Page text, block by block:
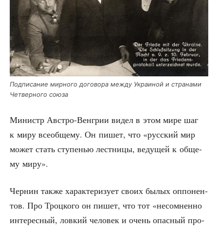
Под­пи­са­ние мир­но­го дого­во­ра меж­ду Укра­и­ной и стра­на­ми
Чет­вер­но­го союза
Министр Авст­ро-Вен­грии видел в этом мире шаг
к миру все­об­ще­му. Он пишет, что «рус­ский мир
может стать сту­пе­нью лест­ни­цы, веду­щей к обще­
му миру».
Чер­нин так­же харак­те­ри­зу­ет сво­их былых оппо­нен­
тов. Про Троц­ко­го он пишет, что тот «несо­мнен­но
инте­рес­ный, лов­кий чело­век и очень опас­ный про­